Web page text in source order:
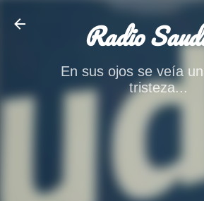
Radio
En sus ojos se veía
tristeza...